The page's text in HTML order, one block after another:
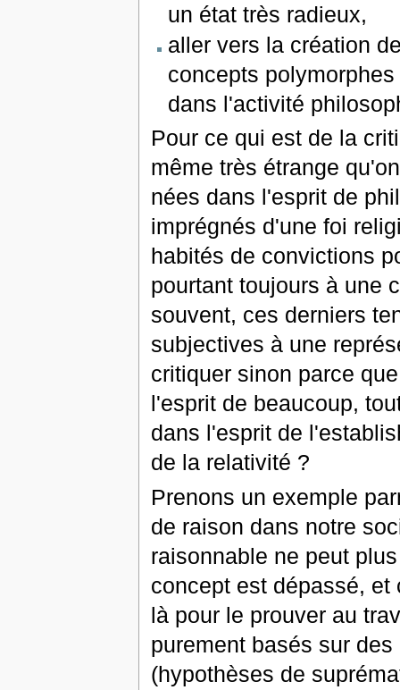
un état très radieux,
aller vers la création
concepts
dans l'activité
Pour ce qui est de la
même très étrange
nées dans l'esprit de
imprégnés d'une foi
habités de convictions
pourtant toujours à une
souvent, ces derniers
subjectives à une
critiquer sinon parce
l'esprit de beaucoup,
dans l'esprit de
de la relativité ?
Prenons un exemple
de raison dans notre
raisonnable ne peut
concept est dépassé,
là pour le prouver au
purement basés sur
(hypothèses de